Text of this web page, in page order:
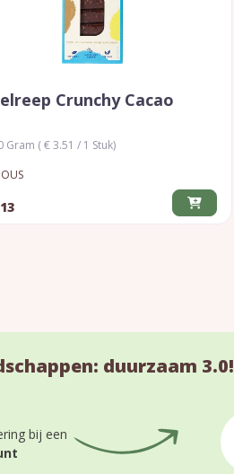
Crunchy Cacao
Gram ( € 3.51 / 1 Stuk)
duurzaam 3.0!
bij een